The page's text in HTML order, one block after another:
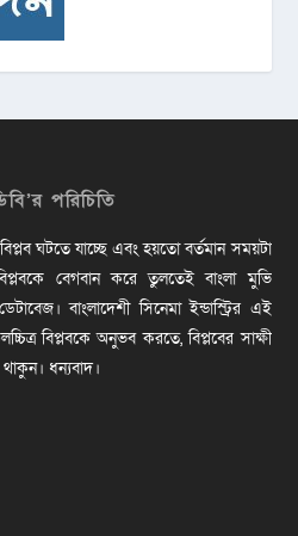
পরিচিতি
ঘটতে যাচ্ছে এবং হয়তো বর্তমান সময়টা
বেগবান করে তুলতেই বাংলা মুভি
বাংলাদেশী সিনেমা ইন্ডাস্ট্রির এই
বিপ্লবকে অনুভব করতে, বিপ্লবের সাক্ষী
ধন্যবাদ।